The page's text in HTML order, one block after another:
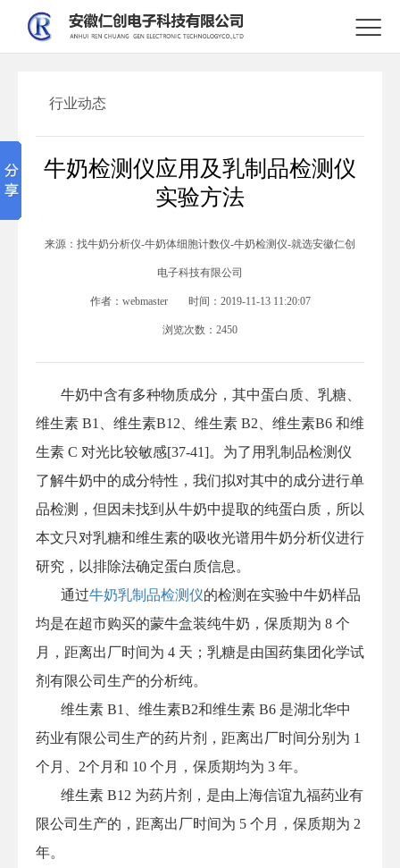

行业动态
牛奶检测仪应用及乳制品检测仪
实验方法
来源： 找牛奶分析仪-牛奶体细胞计数仪-牛奶检测仪-就选安徽仁创
电子科技有限公司
作者： webmaster 时间： 2019-11-13 11:20:07
浏览次数： 2450
牛奶中含有多种物质成分，其中蛋白质、乳糖、
维生素 B1、维生素B12、维生素 B2、维生素B6 和维
生素 C 对光比较敏感[37-41]。为了用乳制品检测仪
了解牛奶中的成分特性，我们拟对其中的成分进行单
品检测，但因未找到从牛奶中提取的纯蛋白质，所以
本文只对乳糖和维生素的吸收光谱用牛奶分析仪进行
研究，以排除法确定蛋白质信息。
通过牛奶乳制品检测仪的检测在实验中牛奶样品
均是在超市购买的蒙牛盒装纯牛奶，保质期为 8 个
月，距离出厂时间为 4 天；乳糖是由国药集团化学试
剂有限公司生产的分析纯。
维生素 B1、维生素B2和维生素 B6 是湖北华中
药业有限公司生产的药片剂，距离出厂时间分别为 1
个月、2个月和 10 个月，保质期均为 3 年。
维生素 B12 为药片剂，是由上海信谊九福药业有
限公司生产的，距离出厂时间为 5 个月，保质期为 2
年。